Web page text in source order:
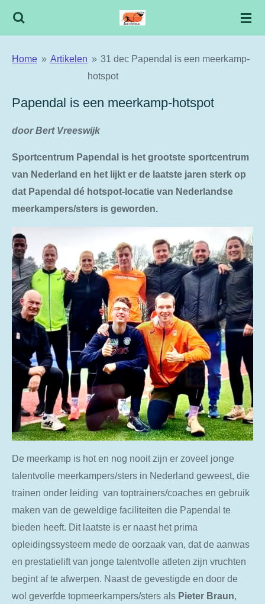
Ga
de
Home » Artikelen » 31 dec Papendal is een meerkamp-
hotspot
Papendal is een meerkamp-hotspot
door Bert Vreeswijk
Sportcentrum Papendal is het grootste sportcentrum
van Nederland en het lijkt er de laatste jaren sterk op
dat Papendal dé hotspot-locatie van Nederlandse
meerkampers/sters is geworden.
De meerkamp is hot en nog nooit zijn er zoveel jonge
talentvolle meerkampers/sters in Nederland geweest, die
trainen onder leiding van toptrainers/coaches en gebruik
maken van de geweldige faciliteiten die Papendal te
bieden heeft. Dit laatste is er naast het prima
opleidingssysteem mede de oorzaak van, dat de aanwas
en prestatielift van jonge talentvolle atleten zijn vruchten
begint af te afwerpen. Naast de gevestigde en door de
wol geverfde topmeerkampers/sters als Pieter Braun,